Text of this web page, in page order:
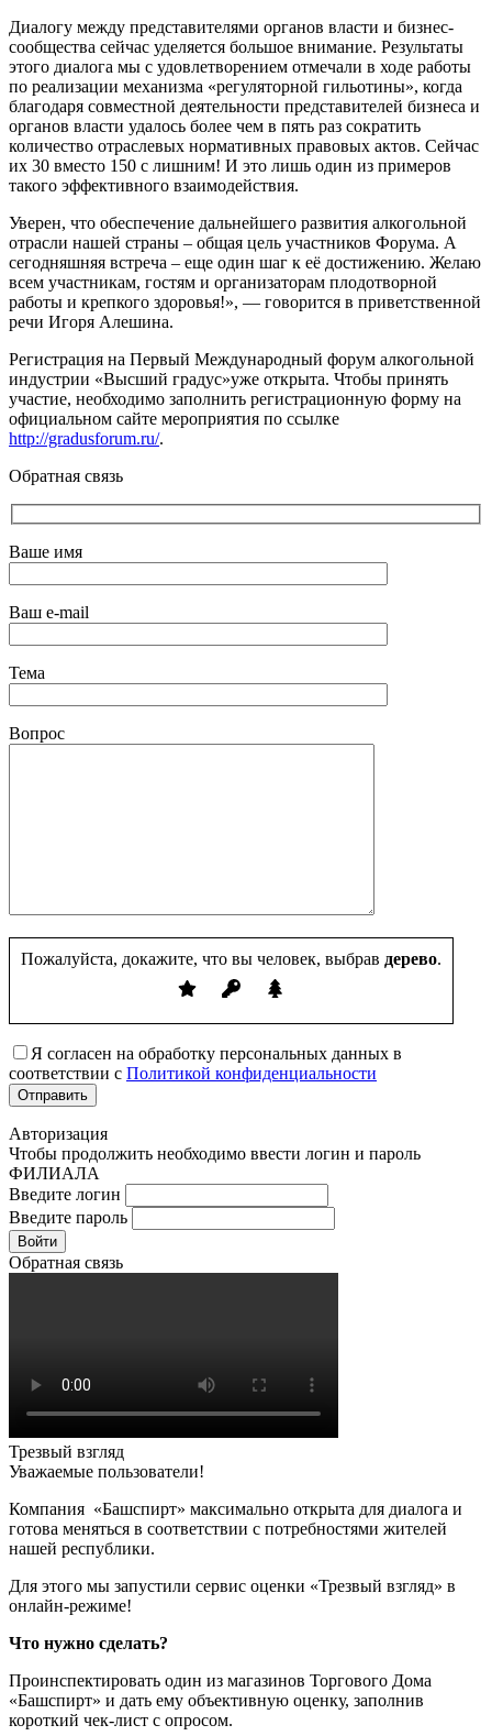
Диалогу между представителями органов власти и бизнес-
сообщества сейчас уделяется большое внимание. Результаты
этого диалога мы с удовлетворением отмечали в ходе работы
по реализации механизма «регуляторной гильотины», когда
благодаря совместной деятельности представителей бизнеса и
органов власти удалось более чем в пять раз сократить
количество отраслевых нормативных правовых актов. Сейчас
их 30 вместо 150 с лишним! И это лишь один из примеров
такого эффективного взаимодействия.
Уверен, что обеспечение дальнейшего развития алкогольной
отрасли нашей страны – общая цель участников Форума. А
сегодняшняя встреча – еще один шаг к её достижению. Желаю
всем участникам, гостям и организаторам плодотворной
работы и крепкого здоровья!», — говорится в приветственной
речи Игоря Алешина.
Регистрация на Первый Международный форум алкогольной
индустрии «Высший градус»уже открыта. Чтобы принять
участие, необходимо заполнить регистрационную форму на
официальном сайте мероприятия по ссылке
http://gradusforum.ru/.
Обратная связь
Ваше имя
Ваш e-mail
Тема
Вопрос
Пожалуйста, докажите, что вы человек, выбрав дерево.
Я согласен на обработку персональных данных в
соответствии с Политикой конфиденциальности
Авторизация
Чтобы продолжить необходимо ввести логин и пароль
ФИЛИАЛА
Введите логин
Введите пароль
Войти
Обратная связь
Трезвый взгляд
Уважаемые пользователи!
Компания «Башспирт» максимально открыта для диалога и
готова меняться в соответствии с потребностями жителей
нашей республики.
Для этого мы запустили сервис оценки «Трезвый взгляд» в
онлайн-режиме!
Что нужно сделать?
Проинспектировать один из магазинов Торгового Дома
«Башспирт» и дать ему объективную оценку, заполнив
короткий чек-лист с опросом.